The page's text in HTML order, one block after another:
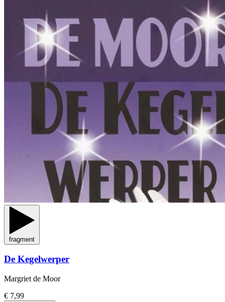
fragment
De Kegelwerper
Margriet de Moor
€ 7,99